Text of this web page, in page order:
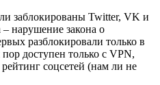
заблокированы Twitter, VK и
нарушение закона о
разблокировали только в
доступен только с VPN,
соцсетей (нам ли не